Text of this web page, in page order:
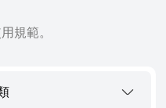
規範。